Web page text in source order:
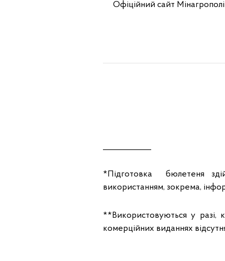
Офіційний сайт
*Підготовка бюлетеня
використанням, зокрема,
**Використовуються у разі,
комерційних виданнях